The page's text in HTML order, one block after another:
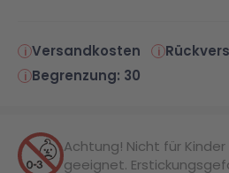
Versandkosten
Begrenzung: 30
Achtung! Nicht für
geeignet.